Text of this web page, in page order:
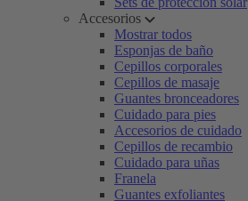
Accesorios
Mostrar todos
Esponjas de baño
Cepillos corporales
Cepillos de masaje
Guantes bronceadores
Cuidado para pies
Accesorios de cuidado
Cepillos de recambio
Cuidado para uñas
Franela
Guantes exfoliantes